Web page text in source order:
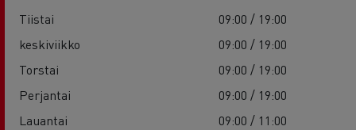
Tiistai
09:00 / 19:00
keskiviikko
09:00 / 19:00
Torstai
09:00 / 19:00
Perjantai
09:00 / 19:00
Lauantai
09:00 / 11:00